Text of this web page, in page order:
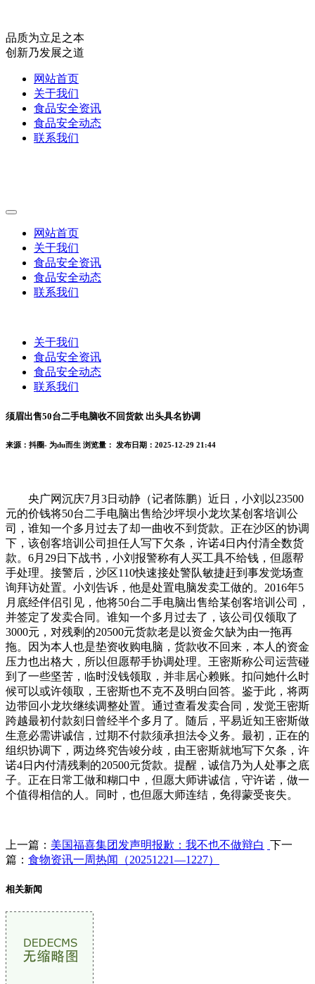
品质为立足之本
创新乃发展之道
网站首页
关于我们
食品安全资讯
食品安全动态
联系我们
网站首页
关于我们
食品安全资讯
食品安全动态
联系我们
关于我们
食品安全资讯
食品安全动态
联系我们
须眉出售50台二手电脑收不回货款 出头具名协调
来源：抖圈- 为du而生 浏览量： 发布日期：2025-12-29 21:44
央广网沉庆7月3日动静（记者陈鹏）近日，小刘以23500
元的价钱将50台二手电脑出售给沙坪坝小龙坎某创客培训公
司，谁知一个多月过去了却一曲收不到货款。正在沙区的协调
下，该创客培训公司担任人写下欠条，许诺4日内付清全数货
款。6月29日下战书，小刘报警称有人买工具不给钱，但愿帮
手处理。接警后，沙区110快速接处警队敏捷赶到事发觉场查
询拜访处置。小刘告诉，他是处置电脑发卖工做的。2016年5
月底经伴侣引见，他将50台二手电脑出售给某创客培训公司，
并签定了发卖合同。谁知一个多月过去了，该公司仅领取了
3000元，对残剩的20500元货款老是以资金欠缺为由一拖再
拖。因为本人也是垫资收购电脑，货款收不回来，本人的资金
压力也出格大，所以但愿帮手协调处理。王密斯称公司运营碰
到了一些坚苦，临时没钱领取，并非居心赖账。扣问她什么时
候可以或许领取，王密斯也不克不及明白回答。鉴于此，将两
边带回小龙坎继续调整处置。通过查看发卖合同，发觉王密斯
跨越最初付款刻日曾经半个多月了。随后，平易近知王密斯做
生意必需讲诚信，过期不付款须承担法令义务。最初，正在的
组织协调下，两边终究告竣分歧，由王密斯就地写下欠条，许
诺4日内付清残剩的20500元货款。提醒，诚信乃为人处事之底
子。正在日常工做和糊口中，但愿大师讲诚信，守许诺，做一
个值得相信的人。同时，也但愿大师连结，免得蒙受丧失。
上一篇： 美国福喜集团发声明报歉：我不也不做辩白 下一
篇： 食物资讯一周热闻（20251221—1227）
相关新闻